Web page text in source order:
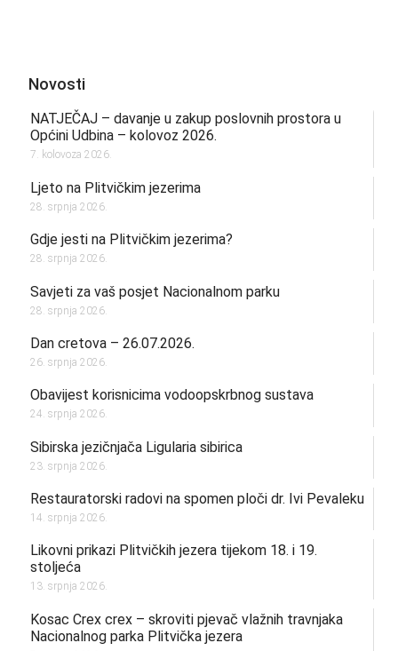
Novosti
NATJEČAJ – davanje u zakup poslovnih prostora u
Općini Udbina – kolovoz 2026.
7. kolovoza 2026.
Ljeto na Plitvičkim jezerima
28. srpnja 2026.
Gdje jesti na Plitvičkim jezerima?
28. srpnja 2026.
Savjeti za vaš posjet Nacionalnom parku
28. srpnja 2026.
Dan cretova – 26.07.2026.
26. srpnja 2026.
Obavijest korisnicima vodoopskrbnog sustava
24. srpnja 2026.
Sibirska jezičnjača Ligularia sibirica
23. srpnja 2026.
Restauratorski radovi na spomen ploči dr. Ivi Pevaleku
14. srpnja 2026.
Likovni prikazi Plitvičkih jezera tijekom 18. i 19.
stoljeća
13. srpnja 2026.
Kosac Crex crex – skroviti pjevač vlažnih travnjaka
Nacionalnog parka Plitvička jezera